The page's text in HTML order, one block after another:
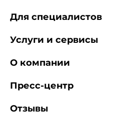
Для специалистов
Услуги и сервисы
О компании
Пресс-центр
Отзывы